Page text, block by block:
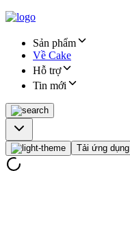
Sản phẩm
Về Cake
Hỗ trợ
Tin mới
Tải ứng dụng